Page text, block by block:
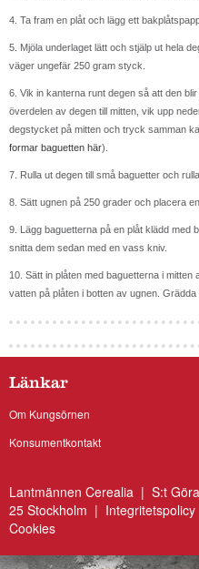
4. Ta fram en plåt och lägg ett
5. Mjöla underlaget lätt och stjälp ut hela
väger ungefär 250 gram styck.
6. Vik in kanterna runt degen så att den
överdelen av degen till mitten, vik upp
degstycket på mitten och tryck samman
formar baguetten här).
7. Rulla ut degen till små baguetter och
8. Sätt ugnen på 250 grader och placera
9. Lägg baguetterna på en plåt klädd med
snitta dem sedan med en vass kniv.
10. Sätt in plåten med baguetterna i
vatten på plåten i botten av ugnen.
Länkar
Om Kungsörnen
Konsumentkontakt
Lantmännen Cerealia | S:t
25 Stockholm | Integritetspolicy
Cookies